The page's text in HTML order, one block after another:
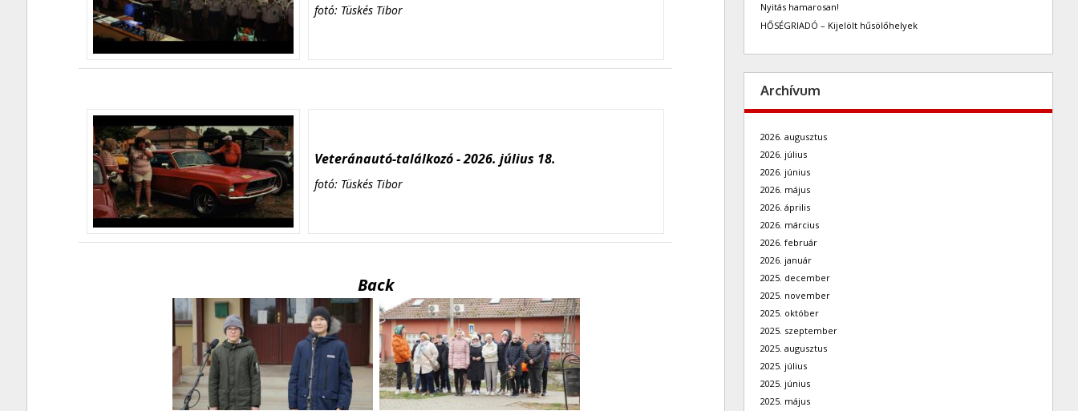
fotó: Tüskés Tibor
Veteránautó-találkozó - 2026. július 18.
fotó: Tüskés Tibor
Back
Nyitás hamarosan!
HŐSÉGRIADÓ – Kijelölt hűsölőhelyek
Archívum
2026. augusztus
2026. július
2026. június
2026. május
2026. április
2026. március
2026. február
2026. január
2025. december
2025. november
2025. október
2025. szeptember
2025. augusztus
2025. július
2025. június
2025. május